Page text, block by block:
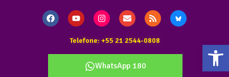
Telefone: +55 21 2544-0808
WhatsApp 180